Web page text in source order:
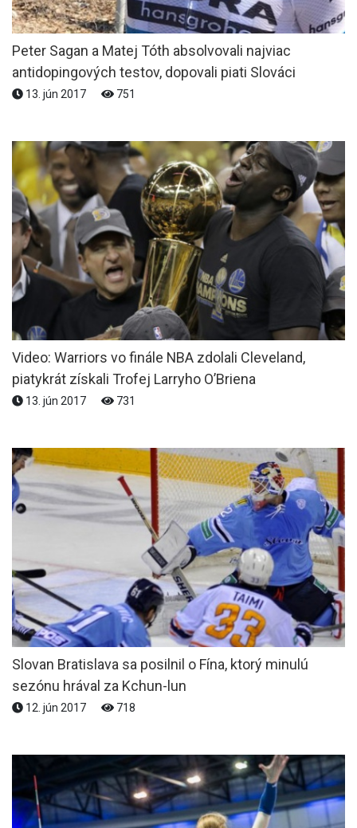
Peter Sagan a Matej Tóth absolvovali najviac
antidopingových testov, dopovali piati Slováci
13. jún 2017 751
Video: Warriors vo finále NBA zdolali Cleveland,
piatykrát získali Trofej Larryho O’Briena
13. jún 2017 731
Slovan Bratislava sa posilnil o Fína, ktorý minulú
sezónu hrával za Kchun-lun
12. jún 2017 718